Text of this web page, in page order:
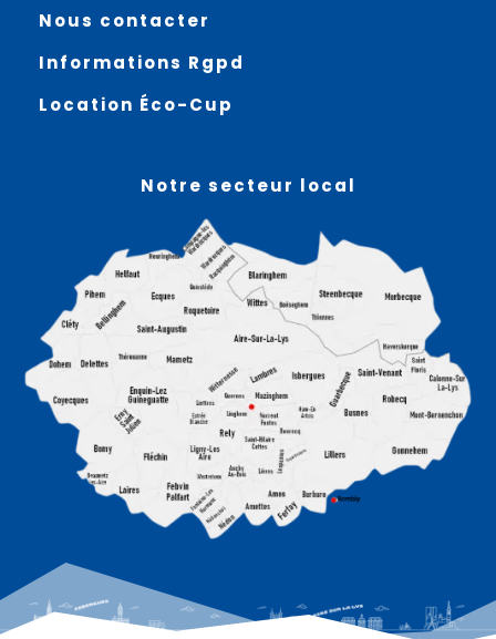
Nous contacter
Informations Rgpd
Location Éco-Cup
Notre secteur local